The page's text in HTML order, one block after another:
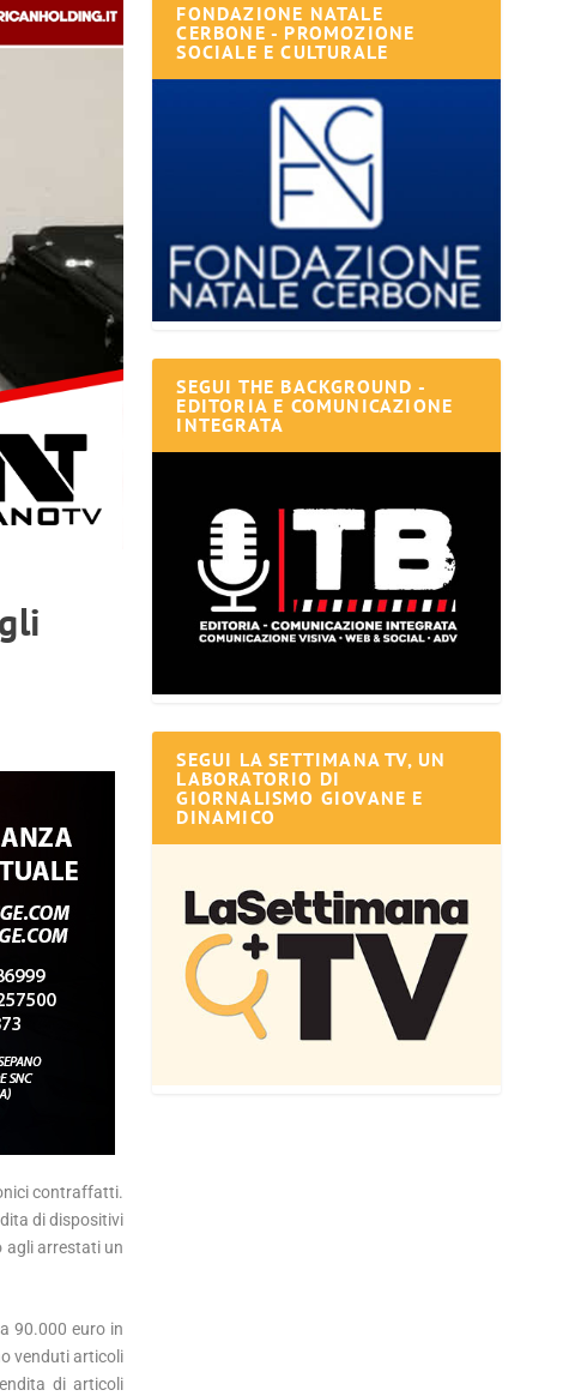
contraffatti.
di dispositivi
agli arrestati un
90.000 euro in
venduti articoli
di articoli
FONDAZIONE NATALE
CERBONE - PROMOZIONE
SOCIALE E CULTURALE
SEGUI THE BACKGROUND -
EDITORIA E COMUNICAZIONE
INTEGRATA
SEGUI LA SETTIMANA TV, UN
LABORATORIO DI
GIORNALISMO GIOVANE E
DINAMICO